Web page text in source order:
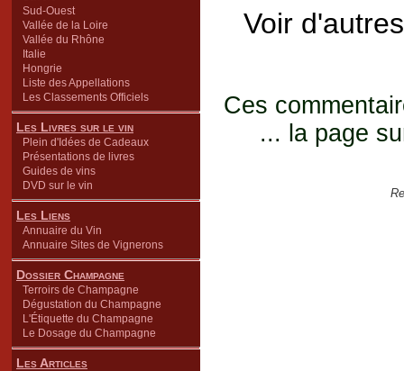
Sud-Ouest
Vallée de la Loire
Vallée du Rhône
Italie
Hongrie
Liste des Appellations
Les Classements Officiels
Les Livres sur le vin
Plein d'Idées de Cadeaux
Présentations de livres
Guides de vins
DVD sur le vin
Les Liens
Annuaire du Vin
Annuaire Sites de Vignerons
Dossier Champagne
Terroirs de Champagne
Dégustation du Champagne
L'Étiquette du Champagne
Le Dosage du Champagne
Les Articles
Voir
Ces
... la page